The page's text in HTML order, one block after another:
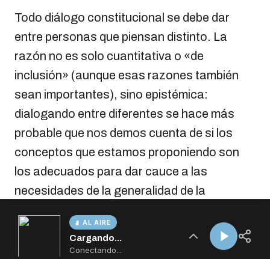
AL AIRE
Cargando...
Conectando...